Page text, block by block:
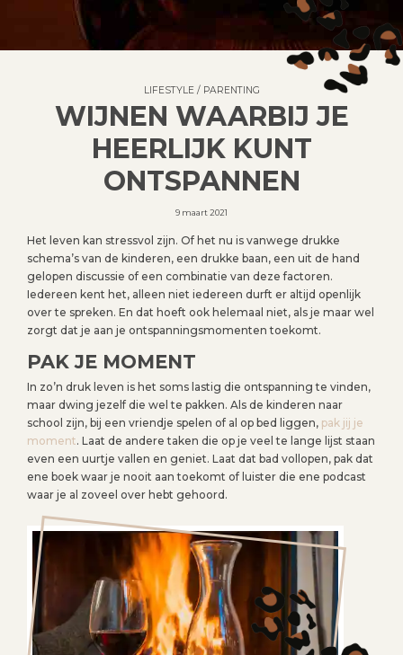
LIFESTYLE/ PARENTING
WIJNEN WAARBIJ JE
HEERLIJK KUNT
ONTSPANNEN
9 maart 2021
Het leven kan stressvol zijn. Of het nu is vanwege drukke
schema’s van de kinderen, een drukke baan, een uit de hand
gelopen discussie of een combinatie van deze factoren.
Iedereen kent het, alleen niet iedereen durft er altijd openlijk
over te spreken. En dat hoeft ook helemaal niet, als je maar wel
zorgt dat je aan je ontspanningsmomenten toekomt.
PAK JE MOMENT
In zo’n druk leven is het soms lastig die ontspanning te vinden,
maar dwing jezelf die wel te pakken. Als de kinderen naar
school zijn, bij een vriendje spelen of al op bed liggen, pak jij je
moment. Laat de andere taken die op je veel te lange lijst staan
even een uurtje vallen en geniet. Laat dat bad vollopen, pak dat
ene boek waar je nooit aan toekomt of luister die ene podcast
waar je al zoveel over hebt gehoord.